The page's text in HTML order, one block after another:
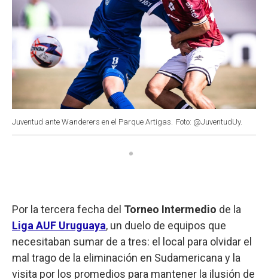
Juventud ante Wanderers en el Parque Artigas. Foto: @JuventudUy.
Por la tercera fecha del Torneo Intermedio de la
Liga AUF Uruguaya, un duelo de equipos que
necesitaban sumar de a tres: el local para olvidar el
mal trago de la eliminación en Sudamericana y la
visita por los promedios para mantener la ilusión de